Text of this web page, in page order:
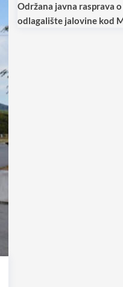
Održana javna rasprava
odlagalište jalovine kod